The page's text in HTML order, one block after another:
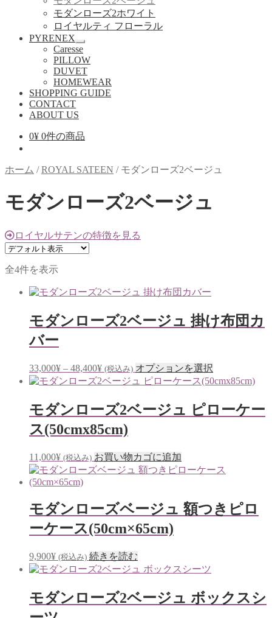
モダンローズ2ホワイト
ロイヤルティ フローラル
PYRENEX
サ
ブ
メ
ニ
ュ
開
Caresse
PILLOW
DUVET
HOMEWEAR
SHOPPING GUIDE
CONTACT
ABOUT US
0¥ 0件の商品
ホーム /ROYAL SATEEN / モダンローズ2ベージュ
モダンローズ2ベージュ
ロイヤルサテンの特徴を見る
全4件を表示
モダンローズ2ベージュ 掛け布団カ
バー
33,000¥ – 48,400¥価
格
33,000¥
–
48,400¥
(税込み) オプションを選択
の
品
に
の
エ
り
モダンローズ2ベージュ ピローケー
ス(50cmx85cm)
11,000¥ (税込み) お買い物カゴに追加
モダンローズベージュ 額つきピロ
ーケース(50cm×65cm)
9,900¥ (税込み) 続きを読む
モダンローズ2ベージュ ボックスシ